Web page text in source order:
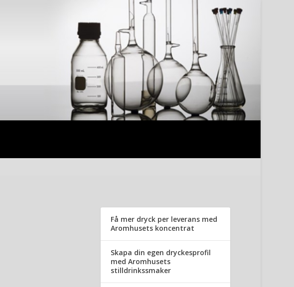
Få mer dryck per leverans med
Aromhusets koncentrat
Skapa din egen dryckesprofil
med Aromhusets
stilldrinkssmaker